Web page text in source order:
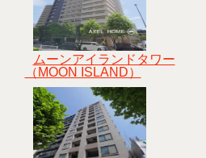
ムーンアイランドタワー
（MOON ISLAND）